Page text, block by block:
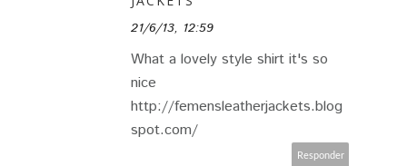
21/6/13, 12:59
What a lovely style shirt it's so
nice
http://femensleatherjackets.blog
spot.com/
Responder